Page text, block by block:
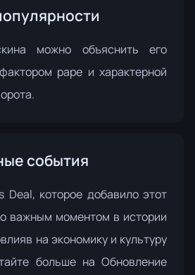
можно объяснить его
раре и характерной
события
Deal, которое добавило этот
важным моментом в истории
на экономику и культуру
больше на Обновление